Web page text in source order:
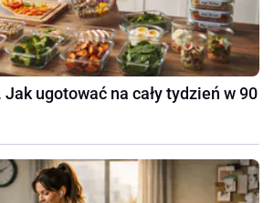
ugotować na cały tydzień w 90